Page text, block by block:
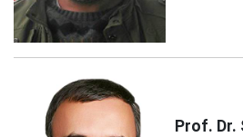
Prof. Dr.